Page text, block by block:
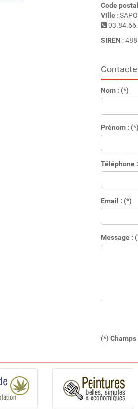
Code postal
Ville:
SIREN :
Nom : (*)
Prénom : (*)
Téléphone :
Email : (*)
Message :
(*)